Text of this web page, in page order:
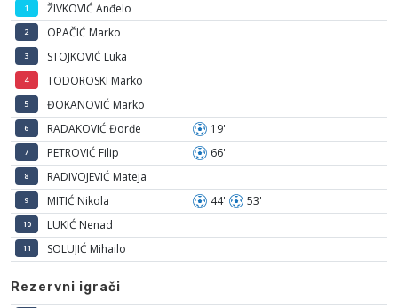
1 ŽIVKOVIĆ Anđelo
2 OPAČIĆ Marko
3 STOJKOVIĆ Luka
4 TODOROSKI Marko
5 ĐOKANOVIĆ Marko
6 RADAKOVIĆ Đorđe 19'
7 PETROVIĆ Filip 66'
8 RADIVOJEVIĆ Mateja
9 MITIĆ Nikola 44' 53'
10 LUKIĆ Nenad
11 SOLUJIĆ Mihailo
Rezervni igrači